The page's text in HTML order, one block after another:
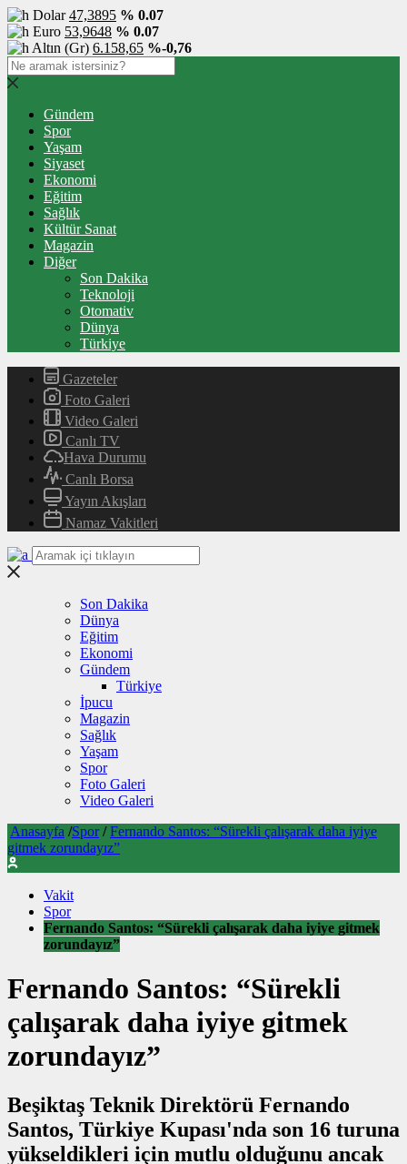
Dolar47,3895 % 0.07
Euro 53,9648 % 0.07
Altın (Gr) 6.158,65 %-0,76
Gündem
Spor
Yaşam
Siyaset
Ekonomi
Eğitim
Sağlık
Kültür Sanat
Magazin
Diğer
Son Dakika
Teknoloji
Otomativ
Dünya
Türkiye
Gazeteler
Foto Galeri
Video Galeri
Canlı TV
Hava Durumu
Canlı Borsa
Yayın Akışları
Namaz Vakitleri
Son Dakika
Dünya
Eğitim
Ekonomi
Gündem
Türkiye
İpucu
Magazin
Sağlık
Yaşam
Spor
Foto Galeri
Video Galeri
Anasayfa /Spor / Fernando Santos: “Sürekli çalışarak daha iyiye
gitmek zorundayız”
Vakit
Spor
Fernando Santos: “Sürekli çalışarak daha iyiye gitmek
zorundayız”
Fernando Santos: “Sürekli
çalışarak daha iyiye gitmek
zorundayız”
Beşiktaş Teknik Direktörü Fernando
Santos, Türkiye Kupası'nda son 16 turuna
yükseldikleri için mutlu olduğunu ancak